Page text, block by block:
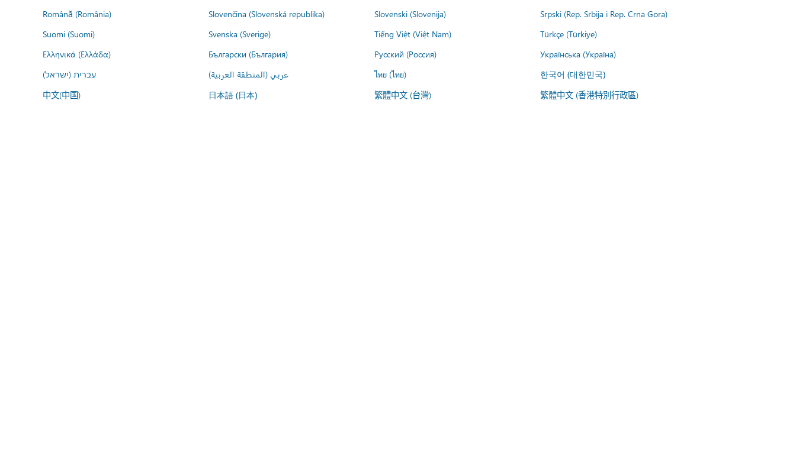
Română (România)
Slovenčina (Slovenská republika) Slovenski (Slovenija)
Srpski (Rep. Srbija i Rep. Crna Gora)
Suomi (Suomi)
Svenska (Sverige) Tiếng Việt (Việt Nam)
Türkçe (Türkiye)
Ελληνικά (Ελλάδα)
Български (България) Русский (Россия)
Українська (Україна)
עברית (ישראל)
عربي (المنطقة العربية) ไทย (ไทย) 한국어 (대한민국)
中文(中国) 日本語 (日本) 繁體中文 (台灣) 繁體中文 (香港特別行政區)